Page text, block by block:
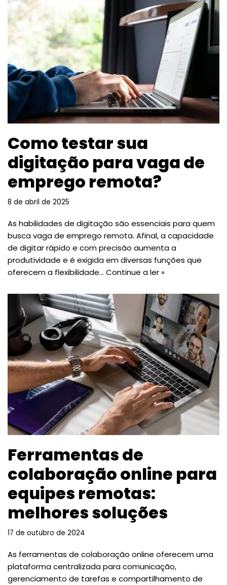
Como testar sua
digitação para vaga de
emprego remota?
8 de abril de 2025
As habilidades de digitação são essenciais para quem
busca vaga de emprego remota. Afinal, a capacidade
de digitar rápido e com precisão aumenta a
produtividade e é exigida em diversas funções que
oferecem a flexibilidade… Continue a ler »
Ferramentas de
colaboração online para
equipes remotas:
melhores soluções
17 de outubro de 2024
As ferramentas de colaboração online oferecem uma
plataforma centralizada para comunicação,
gerenciamento de tarefas e compartilhamento de